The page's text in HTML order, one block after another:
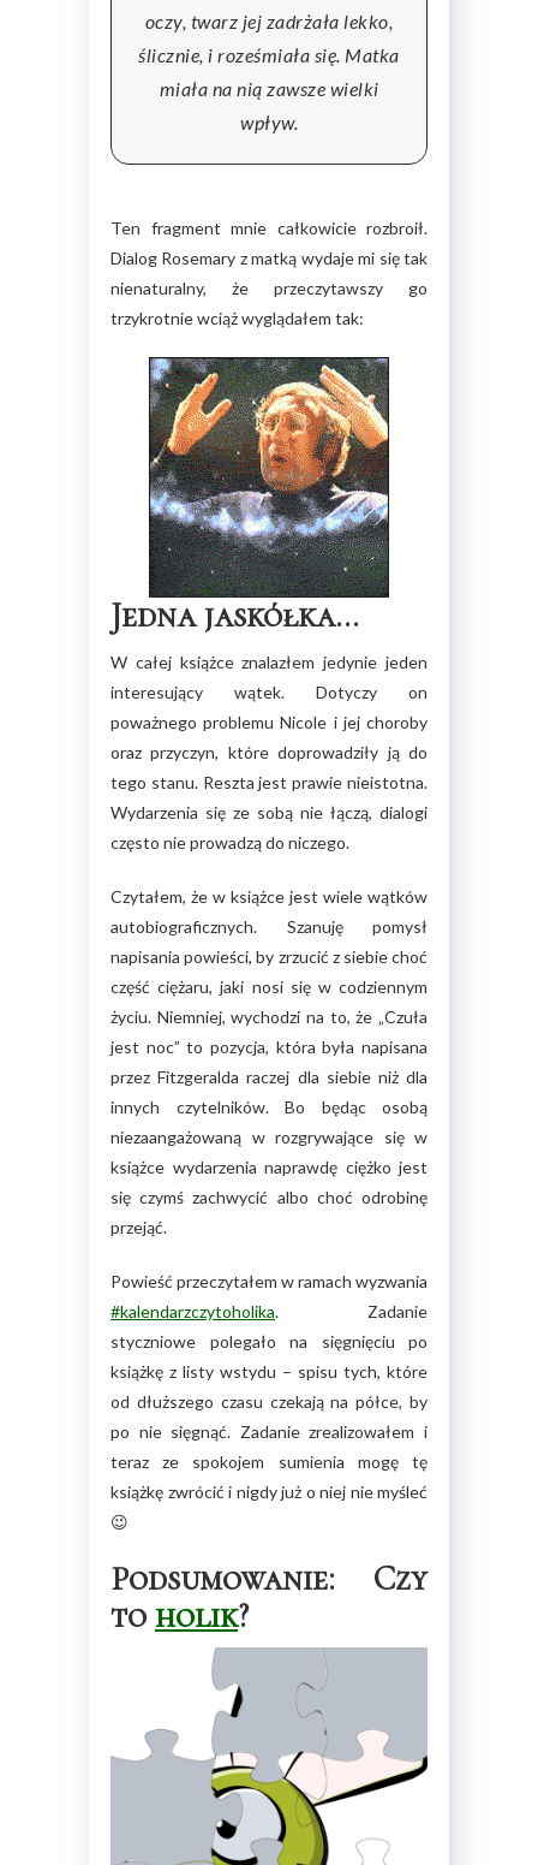
oczy, twarz jej zadrżała lekko,
ślicznie, i roześmiała się. Matka
miała na nią zawsze wielki
wpływ.
Ten fragment mnie całkowicie rozbroił.
Dialog Rosemary z matką wydaje mi się tak
nienaturalny, że przeczytawszy go
trzykrotnie wciąż wyglądałem tak:
Jedna jaskółka…
W całej książce znalazłem jedynie jeden
interesujący wątek. Dotyczy on
poważnego problemu Nicole i jej choroby
oraz przyczyn, które doprowadziły ją do
tego stanu. Reszta jest prawie nieistotna.
Wydarzenia się ze sobą nie łączą, dialogi
często nie prowadzą do niczego.
Czytałem, że w książce jest wiele wątków
autobiograficznych. Szanuję pomysł
napisania powieści, by zrzucić z siebie choć
część ciężaru, jaki nosi się w codziennym
życiu. Niemniej, wychodzi na to, że „Czuła
jest noc” to pozycja, która była napisana
przez Fitzgeralda raczej dla siebie niż dla
innych czytelników. Bo będąc osobą
niezaangażowaną w rozgrywające się w
książce wydarzenia naprawdę ciężko jest
się czymś zachwycić albo choć odrobinę
przejąć.
Powieść przeczytałem w ramach wyzwania
#kalendarzczytoholika. Zadanie
styczniowe polegało na sięgnięciu po
książkę z listy wstydu – spisu tych, które
od dłuższego czasu czekają na półce, by
po nie sięgnąć. Zadanie zrealizowałem i
teraz ze spokojem sumienia mogę tę
książkę zwrócić i nigdy już o niej nie myśleć
😉
Podsumowanie: Czy
toholik?